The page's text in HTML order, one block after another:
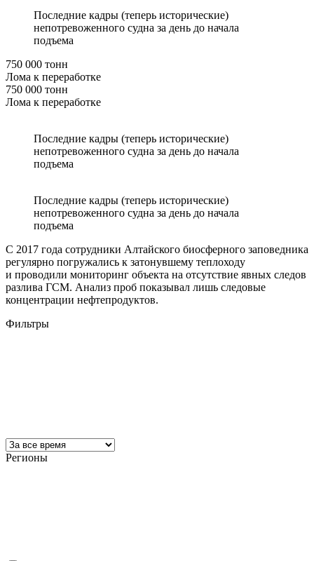
Последние кадры (теперь исторические)
непотревоженного судна за день до начала
подъема
750 000 тонн
Лома к переработке
750 000 тонн
Лома к переработке
Последние кадры (теперь исторические)
непотревоженного судна за день до начала
подъема
Последние кадры (теперь исторические)
непотревоженного судна за день до начала
подъема
С 2017 года сотрудники Алтайского биосферного заповедника
регулярно погружались к затонувшему теплоходу
и проводили мониторинг объекта на отсутствие явных следов
разлива ГСМ. Анализ проб показывал лишь следовые
концентрации нефтепродуктов.
Фильтры
Регионы